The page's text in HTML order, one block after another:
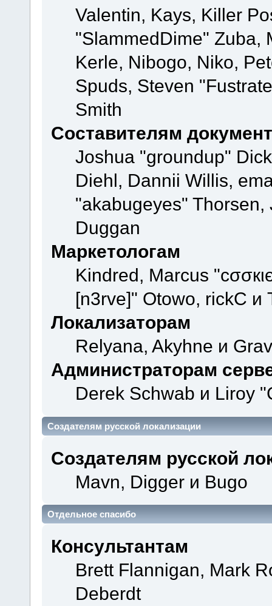
Valentin, Kays, Killer
"SlammedDime" Zuba,
Kerle, Nibogo, Niko,
Spuds, Steven
Smith
Составителям
Joshua "groundup"
Diehl, Dannii Willis,
"akabugeyes"
Duggan
Маркетологам
Kindred, Marcus
[n3rve]" Otowo, rickC и
Локализаторам
Relyana, Akyhne и
Администраторам
Derek Schwab и Liroy
Создателям русской локализации
Создателям русской
Mavn, Digger и Bugo
Отдельное спасибо
Консультантам
Brett Flannigan, Mark
Deberdt